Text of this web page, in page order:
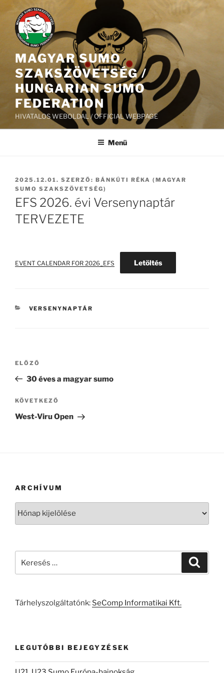
Tartalomhoz
MAGYAR SUMO
SZAKSZÖVETSÉG /
HUNGARIAN SUMO
FEDERATION
HIVATALOS WEBOLDAL / OFFICIAL WEBPAGE
Menü
BEKÜLDVE:
2025.12.01. SZERZŐ: BÁNKÚTI RÉKA (MAGYAR
SUMO SZAKSZÖVETSÉG)
EFS 2026. évi Versenynaptár
TERVEZETE
EVENT CALENDAR FOR 2026_EFS Letöltés
KATEGÓRIÁK
VERSENYNAPTÁR
Bejegyzés
Korábbi
bejegyzés
ELŐZŐ
30 éves a magyar sumo
Következő
bejegyzés
KÖVETKEZŐ
West-Viru Open
ARCHÍVUM
Tárhelyszolgáltatónk: SeComp Informatikai Kft.
LEGUTÓBBI BEJEGYZÉSEK